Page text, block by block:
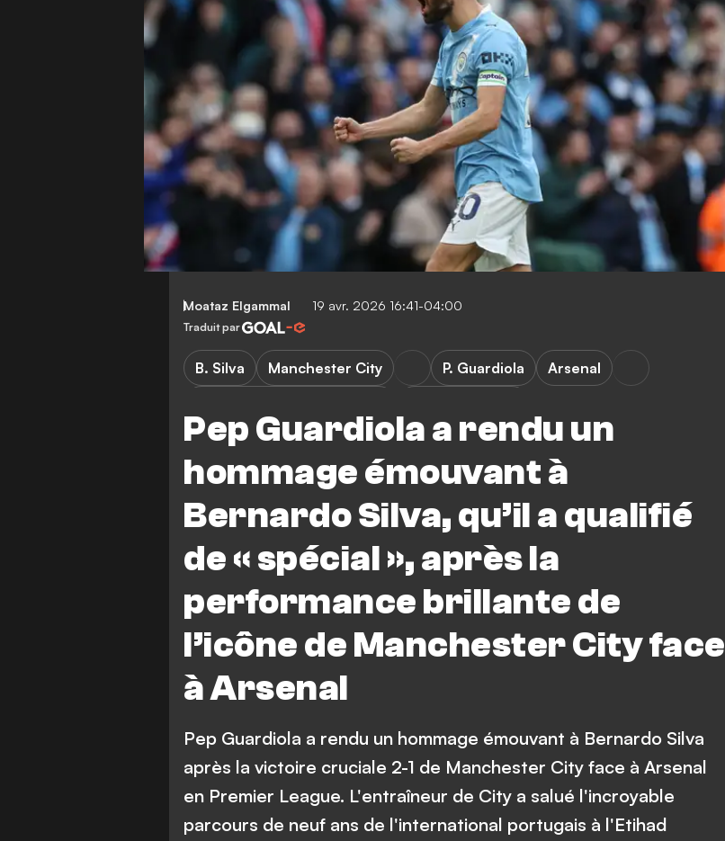
Moataz Elgammal 19 avr. 2026 16:41-04:00
Traduit par
Pep Guardiola a rendu un
hommage émouvant à
Bernardo Silva, qu’il a qualifié
de « spécial », après la
performance brillante de
l’icône de Manchester City face
à Arsenal
B. Silva Manchester City P. Guardiola
Arsenal
Pep Guardiola a rendu un hommage émouvant à Bernardo Silva
après la victoire cruciale 2-1 de Manchester City face à Arsenal
en Premier League. L'entraîneur de City a salué l'incroyable
parcours de neuf ans de l'international portugais à l'Etihad